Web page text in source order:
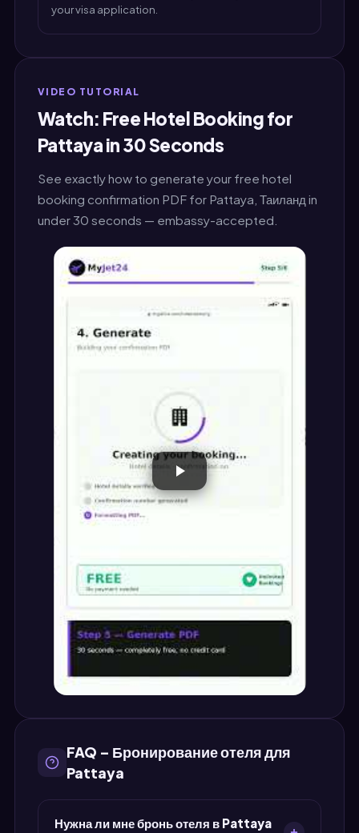
your visa application.
VIDEO TUTORIAL
Watch: Free Hotel Booking for
Pattaya in 30 Seconds
See exactly how to generate your free hotel
booking confirmation PDF for Pattaya, Таиланд in
under 30 seconds — embassy-accepted.
FAQ – Бронирование отеля для
Pattaya
Нужна ли мне бронь отеля в Pattaya